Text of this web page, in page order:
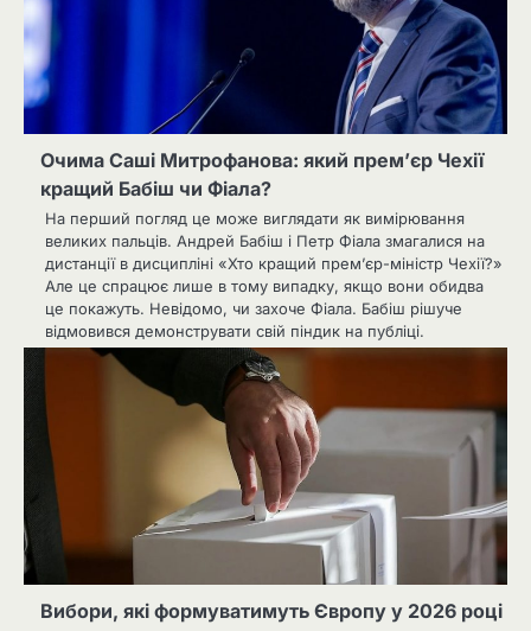
Очима Саші Митрофанова: який прем’єр Чехії
кращий Бабіш чи Фіала?
На перший погляд це може виглядати як вимірювання
великих пальців. Андрей Бабіш і Петр Фіала змагалися на
дистанції в дисципліні «Хто кращий прем’єр-міністр Чехії?»
Але це спрацює лише в тому випадку, якщо вони обидва
це покажуть. Невідомо, чи захоче Фіала. Бабіш рішуче
відмовився демонструвати свій піндик на публіці.
Вибори, які формуватимуть Європу у 2026 році